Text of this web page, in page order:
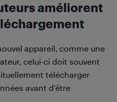
améliorent
appareil, comme une
celui-ci doit souvent
télécharger
avant d’être